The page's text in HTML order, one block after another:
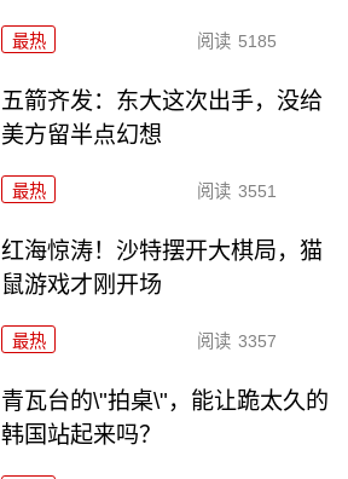
最热 阅读 5185
五箭齐发：东大这次出手，没给
美方留半点幻想
最热 阅读 3551
红海惊涛！沙特摆开大棋局，猫
鼠游戏才刚开场
最热 阅读 3357
青瓦台的\"拍桌\"，能让跪太久的
韩国站起来吗？